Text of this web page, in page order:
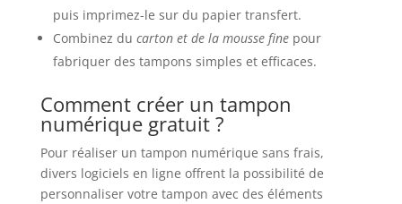
puis imprimez-le sur du papier transfert.
Combinez du carton et de la mousse finepour
fabriquer des tampons simples et efficaces.
Comment créer un tampon
numérique gratuit ?
Pour réaliser un tampon numérique sans frais,
divers logiciels en ligne offrent la possibilité de
personnaliser votre tampon avec des éléments